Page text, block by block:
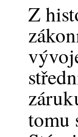
Z
tomu